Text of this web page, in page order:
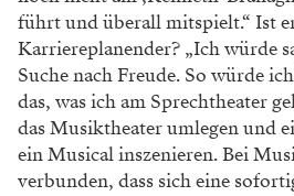
führt und überall mitspielt.“ Ist
Karriereplanender? „Ich würde
Suche nach Freude. So würde
das, was ich am Sprechtheater
das Musiktheater umlegen und
ein Musical inszenieren. Bei
verbunden, dass sich eine